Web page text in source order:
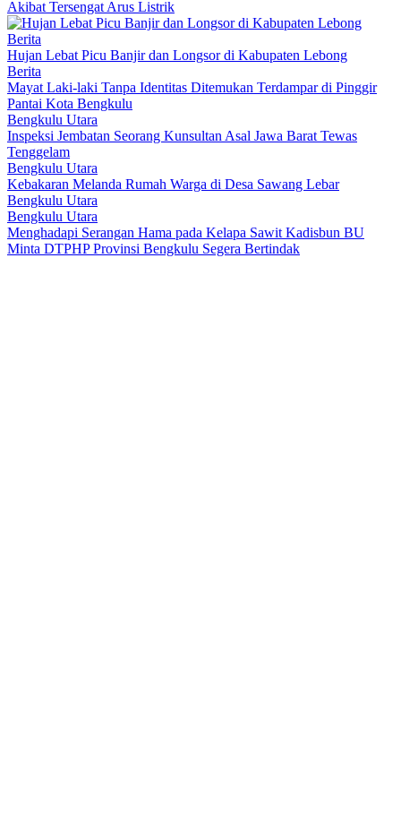
Akibat Tersengat Arus Listrik
Berita
Hujan Lebat Picu Banjir dan Longsor di Kabupaten Lebong
Berita
Mayat Laki-laki Tanpa Identitas Ditemukan Terdampar di Pinggir
Pantai Kota Bengkulu
Bengkulu Utara
Inspeksi Jembatan Seorang Kunsultan Asal Jawa Barat Tewas
Tenggelam
Bengkulu Utara
Kebakaran Melanda Rumah Warga di Desa Sawang Lebar
Bengkulu Utara
Bengkulu Utara
Menghadapi Serangan Hama pada Kelapa Sawit Kadisbun BU
Minta DTPHP Provinsi Bengkulu Segera Bertindak